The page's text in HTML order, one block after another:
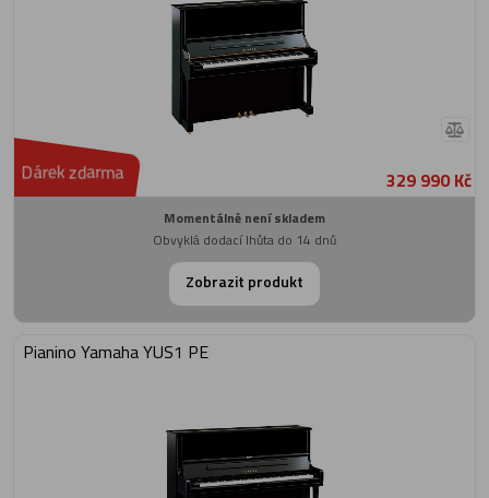
Dárek zdarma 329 990 Kč
Momentálně není skladem
Obvyklá dodací lhůta do 14 dnů
Zobrazit produkt
Pianino Yamaha YUS1 PE